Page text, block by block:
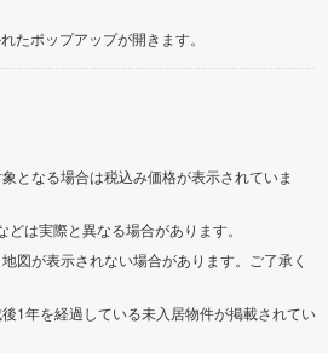
たポップアップが開きます。
となる場合は税込み価格が表示されていま
は実際と異なる場合があります。
図が表示されない場合があります。ご了承く
後1年を経過している未入居物件が掲載されてい